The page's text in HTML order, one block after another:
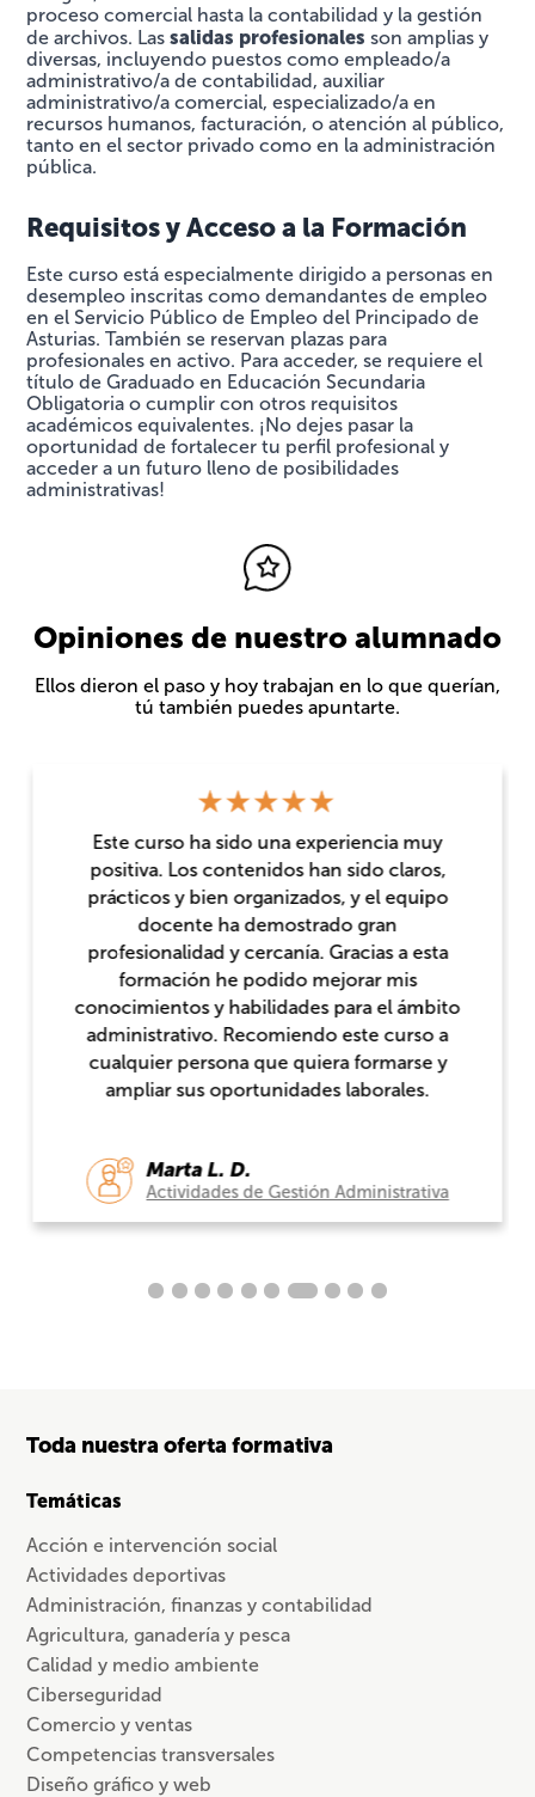
proceso comercial hasta la contabilidad y la gestión
de archivos. Lassalidas profesionales son amplias y
diversas, incluyendo puestos como empleado/a
administrativo/a de contabilidad, auxiliar
administrativo/a comercial, especializado/a en
recursos humanos, facturación, o atención al público,
tanto en el sector privado como en la administración
pública.
Requisitos y Acceso a la Formación
Este curso está especialmente dirigido a personas en
desempleo inscritas como demandantes de empleo
en el Servicio Público de Empleo del Principado de
Asturias. También se reservan plazas para
profesionales en activo. Para acceder, se requiere el
título de Graduado en Educación Secundaria
Obligatoria o cumplir con otros requisitos
académicos equivalentes. ¡No dejes pasar la
oportunidad de fortalecer tu perfil profesional y
acceder a un futuro lleno de posibilidades
administrativas!
Opiniones de nuestro alumnado
Ellos dieron el paso y hoy trabajan en lo que querían,
tú también puedes apuntarte.
Este curso ha sido una experiencia muy
positiva. Los contenidos han sido claros,
prácticos y bien organizados, y el equipo
docente ha demostrado gran
profesionalidad y cercanía. Gracias a esta
formación he podido mejorar mis
conocimientos y habilidades para el ámbito
administrativo. Recomiendo este curso a
cualquier persona que quiera formarse y
ampliar sus oportunidades laborales.
Marta L. D.
Actividades de Gestión Administrativa
Toda nuestra oferta formativa
Temáticas
Acción e intervención social
Actividades deportivas
Administración, finanzas y contabilidad
Agricultura, ganadería y pesca
Calidad y medio ambiente
Ciberseguridad
Comercio y ventas
Competencias transversales
Diseño gráfico y web